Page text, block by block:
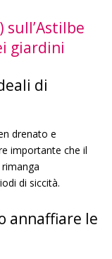
sull’Astilbe
giardini
di
drenato e
importante che il
di siccità.
annaffiare le